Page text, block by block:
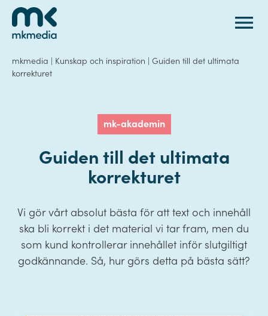
Gå till innehåll
mkmedia | Kunskap och inspiration | Guiden till det ultimata
korrekturet
mk-akademin
Guiden till det ultimata
korrekturet
Vi gör vårt absolut bästa för att text och innehåll
ska bli korrekt i det material vi tar fram, men du
som kund kontrollerar innehållet inför slutgiltigt
godkännande. Så, hur görs detta på bästa sätt?